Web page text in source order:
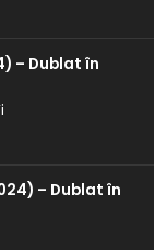
– Dublat în
– Dublat în